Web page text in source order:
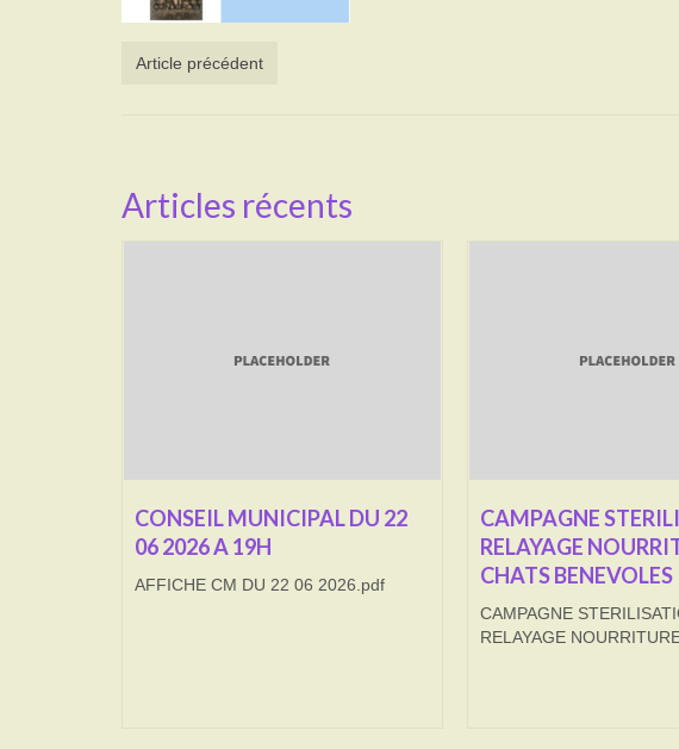
Article précédent
Articles récents
CONSEIL MUNICIPAL DU 22
06 2026 A 19H
AFFICHE CM DU 22 06 2026.pdf
CAMPAGNE
RELAYAGE
CHATS BENEVOLES
CAMPAGNE
RELAYAGE